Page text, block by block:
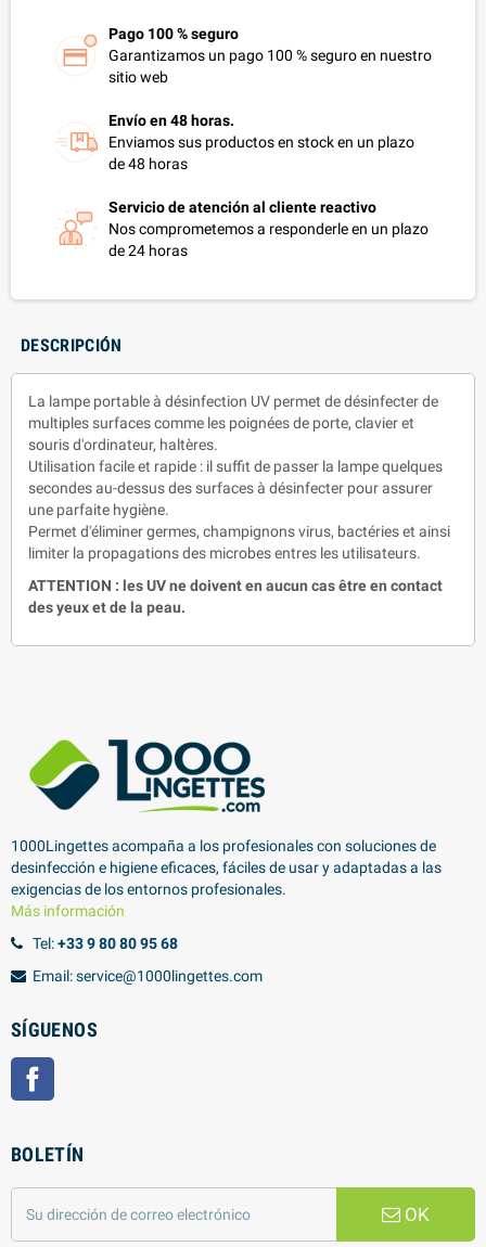
Pago 100 % seguro
Garantizamos un pago 100 % seguro en nuestro
sitio web
Envío en 48 horas.
Enviamos sus productos en stock en un plazo
de 48 horas
Servicio de atención al cliente reactivo
Nos comprometemos a responderle en un plazo
de 24 horas
DESCRIPCIÓN
La lampe portable à désinfection UV permet de désinfecter de
multiples surfaces comme les poignées de porte, clavier et
souris d'ordinateur, haltères.
Utilisation facile et rapide : il suffit de passer la lampe quelques
secondes au-dessus des surfaces à désinfecter pour assurer
une parfaite hygiène.
Permet d'éliminer germes, champignons virus, bactéries et ainsi
limiter la propagations des microbes entres les utilisateurs.
ATTENTION : les UV ne doivent en aucun cas être en contact
des yeux et de la peau.
1000Lingettes acompaña a los profesionales con soluciones de
desinfección e higiene eficaces, fáciles de usar y adaptadas a las
exigencias de los entornos profesionales.
Más información
Tel:+33 9 80 80 95 68
Email: service@1000lingettes.com
SÍGUENOS
BOLETÍN
OK